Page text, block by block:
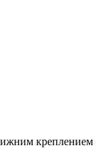
креплением